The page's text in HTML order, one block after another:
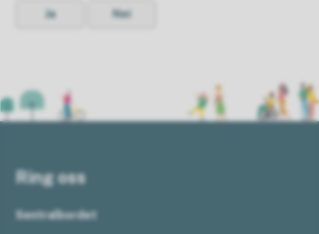
Ja Nei
Ring oss
Sentralbordet